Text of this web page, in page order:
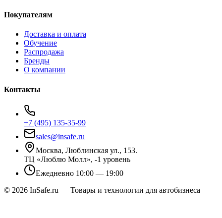
Покупателям
Доставка и оплата
Обучение
Распродажа
Бренды
О компании
Контакты
+7 (495) 135-35-99
sales@insafe.ru
Москва, Люблинская ул., 153.
ТЦ «Люблю Молл», -1 уровень
Ежедневно 10:00 — 19:00
© 2026 InSafe.ru — Товары и технологии для автобизнеса